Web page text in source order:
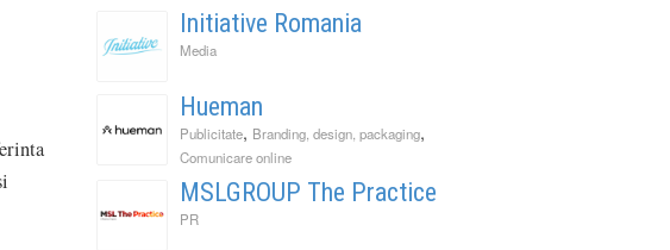
Initiative Romania
Media
Hueman
Publicitate, Branding, design, packaging,
Comunicare online
MSLGROUP The Practice
PR